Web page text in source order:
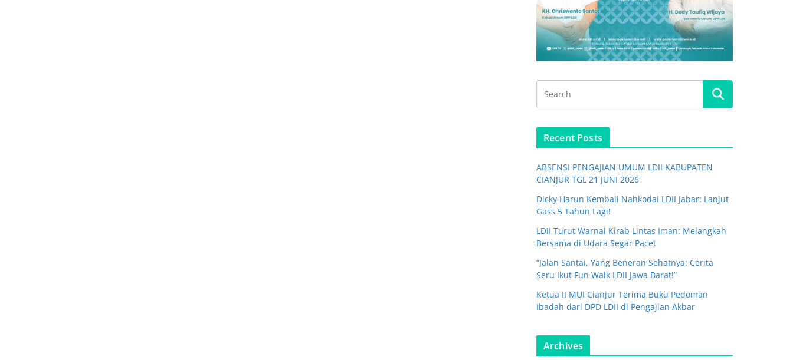
Recent Posts
ABSENSI PENGAJIAN UMUM LDII KABUPATEN
CIANJUR TGL 21 JUNI 2026
Dicky Harun Kembali Nahkodai LDII Jabar: Lanjut
Gass 5 Tahun Lagi!
LDII Turut Warnai Kirab Lintas Iman: Melangkah
Bersama di Udara Segar Pacet
“Jalan Santai, Yang Beneran Sehatnya: Cerita
Seru Ikut Fun Walk LDII Jawa Barat!”
Ketua II MUI Cianjur Terima Buku Pedoman
Ibadah dari DPD LDII di Pengajian Akbar
Archives